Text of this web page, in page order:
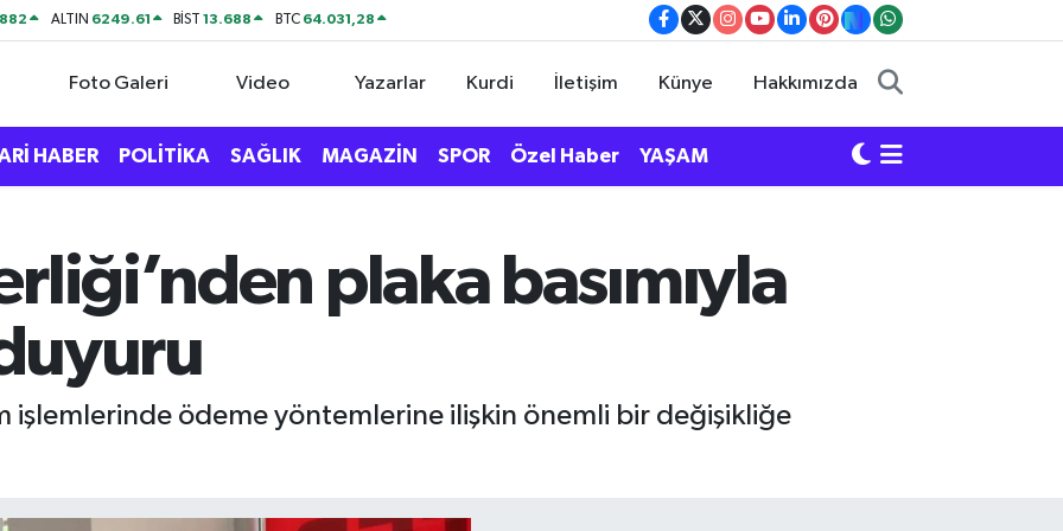
ALTIN 6249.61 BİST13.688 BTC 64.031,28
Foto Galeri Video Yazarlar Kurdi İletişim Künye Hakkımızda
HABER POLİTİKA SAĞLIK MAGAZİN SPOR Özel Haber YAŞAM
plaka basımıyla
işlemlerinde ödeme yöntemlerine ilişkin önemli bir değişikliğe